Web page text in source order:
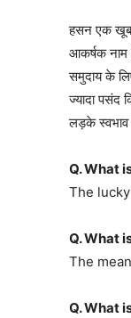
हसन एक
आकर्षक नाम
समुदाय के
ज्यादा पसंद
लड़के
Q. What
The
Q. What
The
Q. What